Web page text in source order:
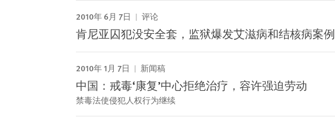
2010年 6月 7日 评论
肯尼亚囚犯没安全套，监狱爆发艾滋病和结核病案例
2010年 1月 7日 新闻稿
中国：戒毒‘康复’中心拒绝治疗，容许强迫劳动
禁毒法使侵犯人权行为继续